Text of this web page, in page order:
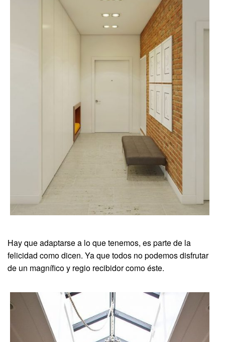
Hay que adaptarse a lo que tenemos, es parte de la
felicidad como dicen. Ya que todos no podemos disfrutar
de un magnífico y regio recibidor como éste.